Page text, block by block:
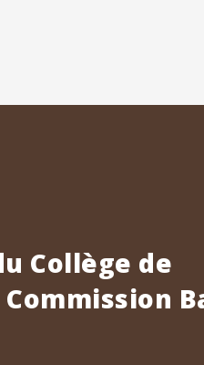
Collège de